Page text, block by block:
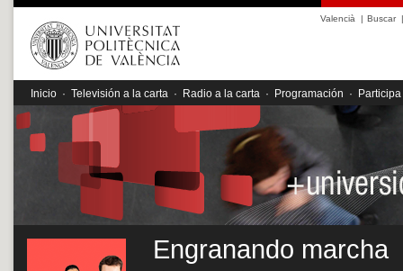
Valencià | Buscar|
Inicio · Televisión a la carta · Radio a la carta · Programación · Participa
Engranando marcha